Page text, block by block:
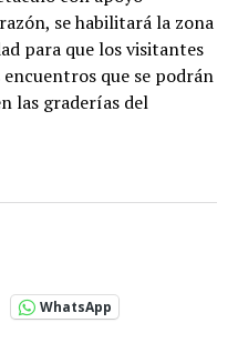
se habilitará la zona
para que los visitantes
que se podrán
las graderías del
WhatsApp